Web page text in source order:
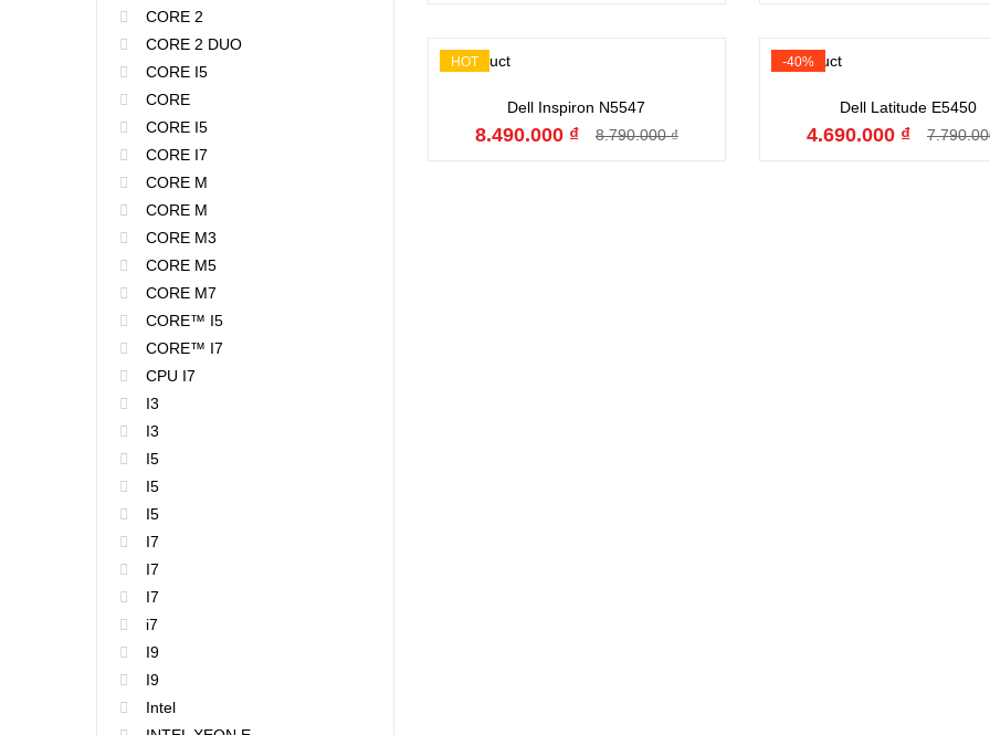
CORE 2
CORE 2 DUO
CORE I5
CORE
CORE I5
CORE I7
CORE M
CORE M
CORE M3
CORE M5
CORE M7
CORE™ I5
CORE™ I7
CPU I7
I3
I3
I5
I5
I5
I7
I7
I7
i7
I9
I9
Intel
Đặt hàng
HOT
Dell Inspiron N5547
8.490.000 ₫ 8.790.000 ₫
Đặt hàng
-40%
Dell Latitude E5450
4.690.000 ₫